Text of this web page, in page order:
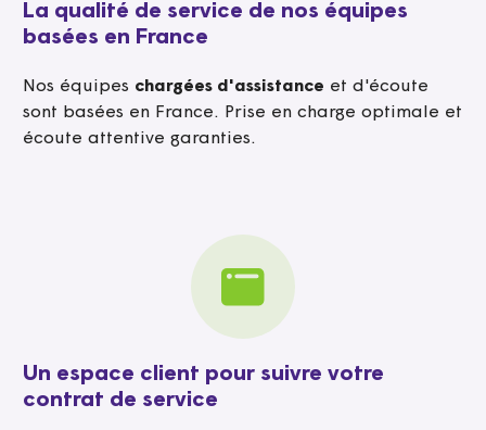
La qualité de service de nos équipes
basées en France
Nos équipes chargées d'assistance et d'écoute
sont basées en France. Prise en charge optimale et
écoute attentive garanties.
Un espace client pour suivre votre
contrat de service